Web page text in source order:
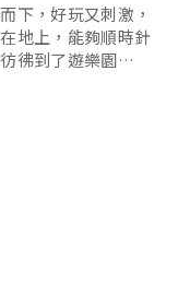
下，好玩又刺激，
地上，能夠順時針
彿到了遊樂園，就